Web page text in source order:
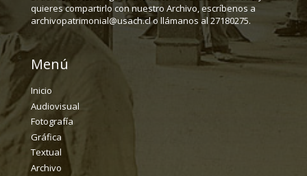
quieres compartirlo con nuestro Archivo, escríbenos a
archivopatrimonial@usach.cl o llámanos al 27180275.
Menú
Inicio
Audiovisual
Fotografía
Gráfica
Textual
Archivo